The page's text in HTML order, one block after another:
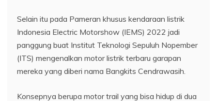
Selain itu pada Pameran khusus kendaraan listrik
Indonesia Electric Motorshow (IEMS) 2022 jadi
panggung buat Institut Teknologi Sepuluh Nopember
(ITS) mengenalkan motor listrik terbaru garapan
mereka yang diberi nama Bangkits Cendrawasih.
Konsepnya berupa motor trail yang bisa hidup di dua